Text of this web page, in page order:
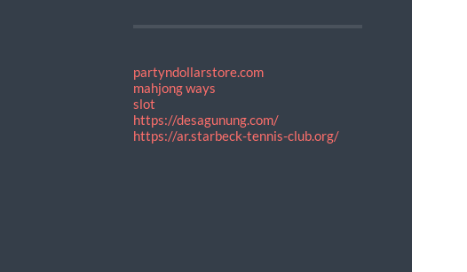
partyndollarstore.com
mahjong ways
slot
https://desagunung.com/
https://ar.starbeck-tennis-club.org/